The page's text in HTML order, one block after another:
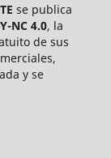
se publica
NC 4.0, la
de sus
y se